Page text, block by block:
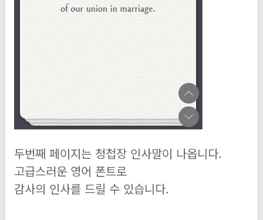
두번째 페이지는 청첩장 인사말이 나옵니다.
고급스러운 영어 폰트로
감사의 인사를 드릴 수 있습니다.